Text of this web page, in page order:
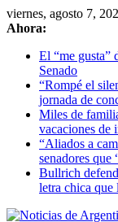
Skip
to
viernes, agosto 7,
Ahora:
El “me gusta”
Senado
“Rompé el
jornada de
Miles de
vacaciones de
“Aliados a
senadores que
Bullrich
letra chica